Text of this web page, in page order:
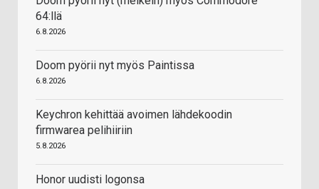
64:llä
6.8.2026
Doom pyörii nyt myös Paintissa
6.8.2026
Keychron kehittää avoimen lähdekoodin
firmwarea pelihiiriin
5.8.2026
Honor uudisti logonsa